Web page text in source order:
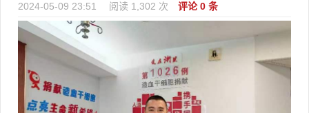
2024-05-09 23:51 阅读 1,302 次 评论 0 条